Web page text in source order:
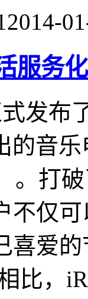
2014-
服务
发布
的音
。打
不仅
喜爱
比，